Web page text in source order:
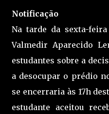
Notificação
Na tarde da sexta-
Valmedir Aparecido
estudantes sobre a
a desocupar o prédio
se encerraria às 17h
estudante aceitou